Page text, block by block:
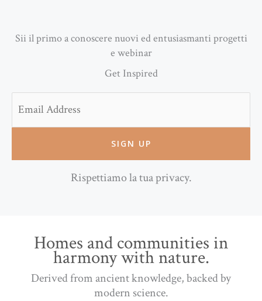
Sii il primo a conoscere nuovi ed entusiasmanti progetti
e webinar
Get Inspired
Rispettiamo la tua privacy.
Homes and communities in
harmony with nature.
Derived from ancient knowledge, backed by
modern science.